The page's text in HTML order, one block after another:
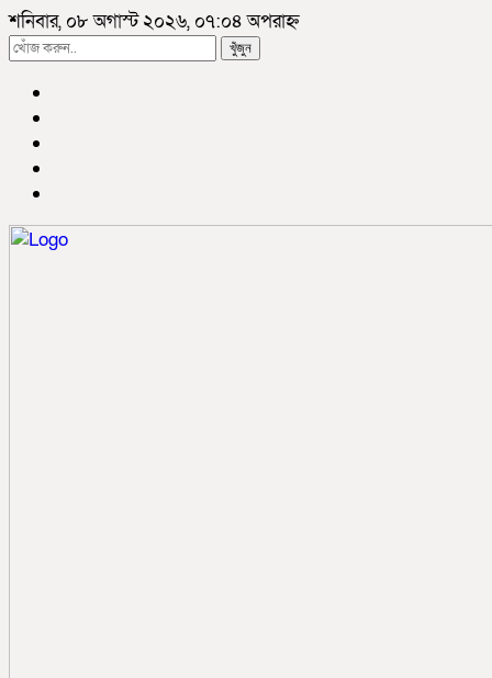
শনিবার, ০৮ অগাস্ট ২০২৬, ০৭:০৪ অপরাহ্ন
খুঁজুন